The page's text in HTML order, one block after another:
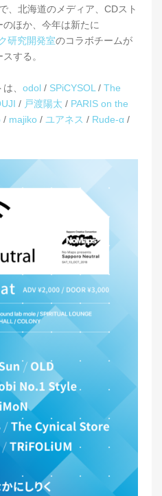
、北海道のメディア、CDスト
ほか、今年は新たに
研究開発室のコラボチームが
する。
、 odol / SPiCYSOL / The
/ 戸渡陽太 / PARIS on the
/ majiko / ユアネス / Rude-α /